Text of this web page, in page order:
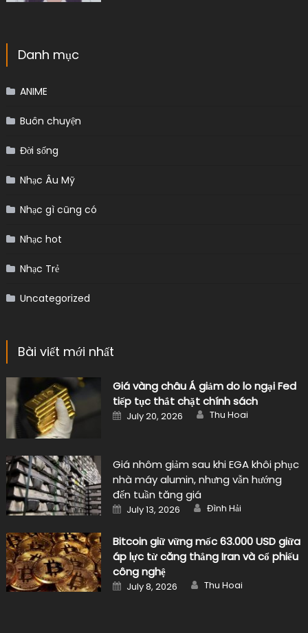
Danh mục
ANIME
Buôn chuyện
Đời sống
Nhạc Âu Mỹ
Nhạc gì cũng có
Nhạc hot
Nhạc Trẻ
Uncategorized
Bài viết mới nhất
Giá vàng châu Á giảm do lo ngại Fed
tiếp tục thắt chặt chính sách
Posted
on
July 20, 2026 Author
Thu Hoai
Giá nhôm giảm sau khi EGA khôi phục
nhà máy alumin, nhưng vẫn hướng
đến tuần tăng giá
Posted
on
July 13, 2026 Author
Đình Hải
Bitcoin giữ vững mốc 63.000 USD giữa
áp lực từ căng thẳng Iran và cổ phiếu
công nghệ
Posted
on
July 8, 2026 Author
Thu Hoai